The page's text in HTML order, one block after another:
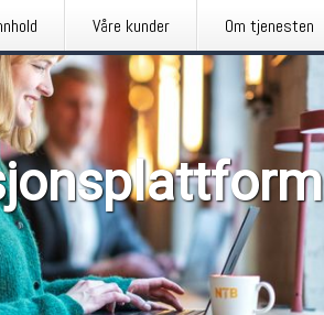
Våre kunder Om tjenesten